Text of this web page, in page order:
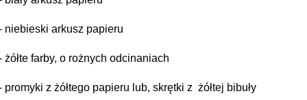
niebieski arkusz papieru
żółte farby, o rożnych odcinaniach
promyki z żółtego papieru lub, skrętki z żółtej bibuły